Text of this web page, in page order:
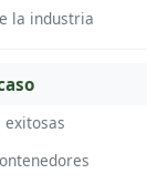
la industria